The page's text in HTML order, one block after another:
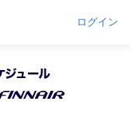
ログイン